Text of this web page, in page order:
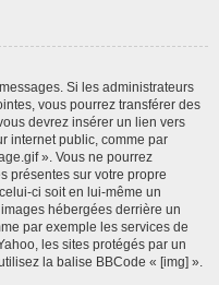
Si les administrateurs
vous pourrez transférer des
devrez insérer un lien vers
internet public, comme par
». Vous ne pourrez
présentes sur votre propre
ci soit en lui-même un
hébergées derrière un
par exemple les services de
les sites protégés par un
la balise BBCode « [img] ».